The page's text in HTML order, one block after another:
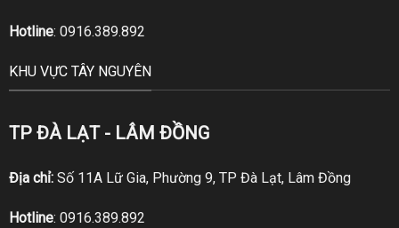
Hotline: 0916.389.892
KHU VỰC TÂY NGUYÊN
TP ĐÀ LẠT - LÂM ĐỒNG
Địa chỉ:Số 11A Lữ Gia, Phường 9, TP Đà Lạt, Lâm Đồng
Hotline: 0916.389.892